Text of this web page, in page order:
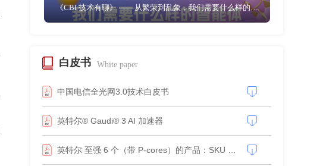
《CBI 技术有聊》 ——从繁荣到乱象，我们需要什么样的智能体
白皮书 White paper
中国电信全光网3.0技术白皮书
英特尔® Gaudi® 3 AI 加速器